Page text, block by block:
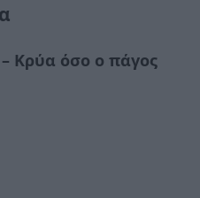
Κρύα όσο ο πάγος